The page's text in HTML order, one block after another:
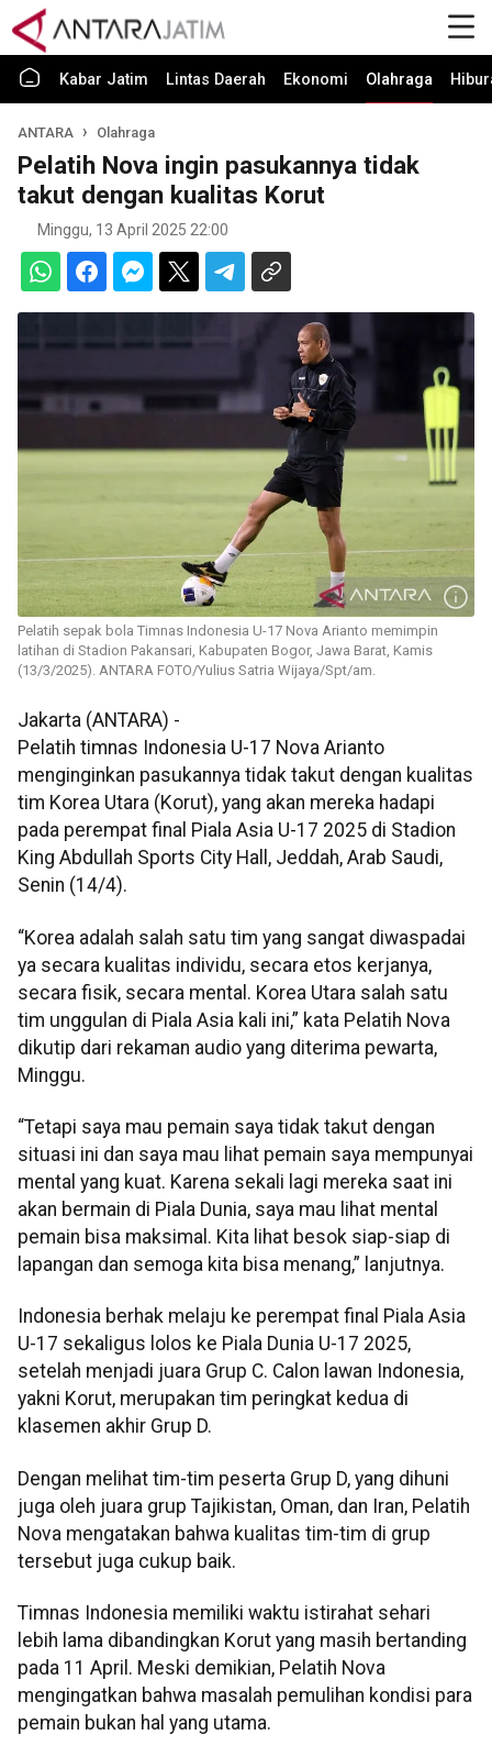
Kabar Jatim Lintas Daerah Ekonomi Olahraga
ANTARA Olahraga
Pelatih Nova ingin pasukannya tidak
takut dengan kualitas Korut
Minggu, 13 April 2025 22:00
Pelatih sepak bola Timnas Indonesia U-17 Nova Arianto memimpin
latihan di Stadion Pakansari, Kabupaten Bogor, Jawa Barat, Kamis
(13/3/2025). ANTARA FOTO/Yulius Satria Wijaya/Spt/am.
Jakarta (ANTARA) -
Pelatih timnas Indonesia U-17 Nova Arianto
menginginkan pasukannya tidak takut dengan kualitas
tim Korea Utara (Korut), yang akan mereka hadapi
pada perempat final Piala Asia U-17 2025 di Stadion
King Abdullah Sports City Hall, Jeddah, Arab Saudi,
Senin (14/4).
“Korea adalah salah satu tim yang sangat diwaspadai
ya secara kualitas individu, secara etos kerjanya,
secara fisik, secara mental. Korea Utara salah satu
tim unggulan di Piala Asia kali ini,” kata Pelatih Nova
dikutip dari rekaman audio yang diterima pewarta,
Minggu.
“Tetapi saya mau pemain saya tidak takut dengan
situasi ini dan saya mau lihat pemain saya mempunyai
mental yang kuat. Karena sekali lagi mereka saat ini
akan bermain di Piala Dunia, saya mau lihat mental
pemain bisa maksimal. Kita lihat besok siap-siap di
lapangan dan semoga kita bisa menang,” lanjutnya.
Indonesia berhak melaju ke perempat final Piala Asia
U-17 sekaligus lolos ke Piala Dunia U-17 2025,
setelah menjadi juara Grup C. Calon lawan Indonesia,
yakni Korut, merupakan tim peringkat kedua di
klasemen akhir Grup D.
Dengan melihat tim-tim peserta Grup D, yang dihuni
juga oleh juara grup Tajikistan, Oman, dan Iran, Pelatih
Nova mengatakan bahwa kualitas tim-tim di grup
tersebut juga cukup baik.
Timnas Indonesia memiliki waktu istirahat sehari
lebih lama dibandingkan Korut yang masih bertanding
pada 11 April. Meski demikian, Pelatih Nova
mengingatkan bahwa masalah pemulihan kondisi para
pemain bukan hal yang utama.